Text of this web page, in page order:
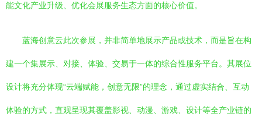
能文化产业升级、优化会展服务生态方面的核心价值。
蓝海创意云此次参展，并非简单地展示产品或技术，而是旨在构
建一个集展示、对接、体验、交易于一体的综合性服务平台。其展位
设计将充分体现“云端赋能，创意无限”的理念，通过虚实结合、互动
体验的方式，直观呈现其覆盖影视、动漫、游戏、设计等全产业链的